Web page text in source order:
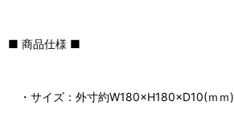
■ 商品仕様 ■
・サイズ：外寸約W180×H180×D10(ｍｍ)